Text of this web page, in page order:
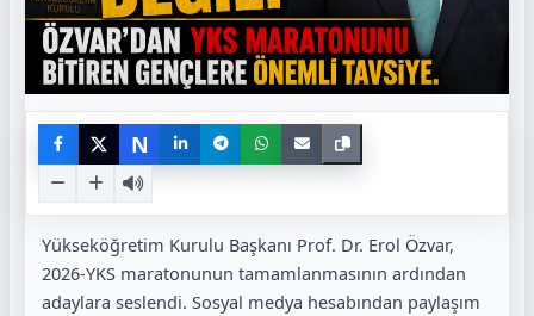
N
Yükseköğretim Kurulu Başkanı Prof. Dr. Erol Özvar,
2026-YKS maratonunun tamamlanmasının ardından
adaylara seslendi. Sosyal medya hesabından paylaşım